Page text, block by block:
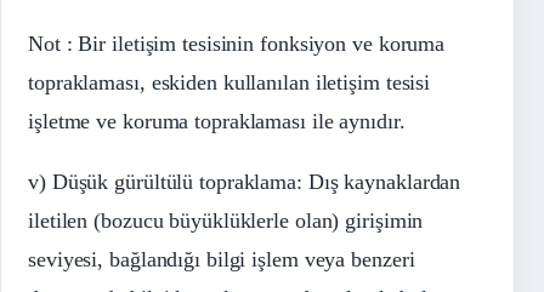
Not : Bir iletişim tesisinin fonksiyon ve koruma
topraklaması, eskiden kullanılan iletişim tesisi
işletme ve koruma topraklaması ile aynıdır.
v) Düşük gürültülü topraklama: Dış kaynaklardan
iletilen (bozucu büyüklüklerle olan) girişimin
seviyesi, bağlandığı bilgi işlem veya benzeri